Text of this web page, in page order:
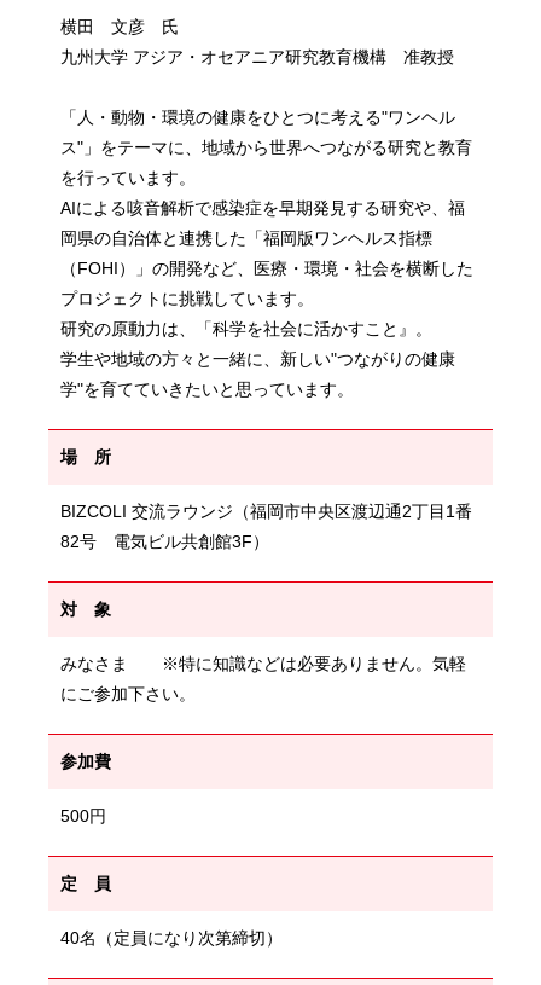
横田 文彦 氏
九州大学 アジア・オセアニア研究教育機構 准教授
「人・動物・環境の健康をひとつに考える"ワンヘル
ス"」をテーマに、地域から世界へつながる研究と教育
を行っています。
AIによる咳音解析で感染症を早期発見する研究や、福
岡県の自治体と連携した「福岡版ワンヘルス指標
（FOHI）」の開発など、医療・環境・社会を横断した
プロジェクトに挑戦しています。
研究の原動力は、「科学を社会に活かすこと』。
学生や地域の方々と一緒に、新しい"つながりの健康
学"を育てていきたいと思っています。
場 所
BIZCOLI 交流ラウンジ（福岡市中央区渡辺通2丁目1番
82号 電気ビル共創館3F）
対 象
みなさま ※特に知識などは必要ありません。気軽
にご参加下さい。
参加費
500円
定 員
40名（定員になり次第締切）